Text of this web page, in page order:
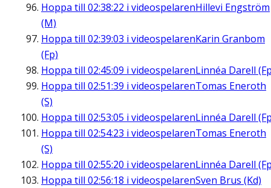
Hoppa till 02:38:22 i videospelarenHillevi Engström
(M)
Hoppa till 02:39:03 i videospelarenKarin Granbom
(Fp)
Hoppa till 02:45:09 i videospelarenLinnéa Darell
Hoppa till 02:51:39 i videospelarenTomas Eneroth
(S)
Hoppa till 02:53:05 i videospelarenLinnéa Darell
Hoppa till 02:54:23 i videospelarenTomas Eneroth
(S)
Hoppa till 02:55:20 i videospelarenLinnéa Darell
Hoppa till 02:56:18 i videospelarenSven Brus (Kd)